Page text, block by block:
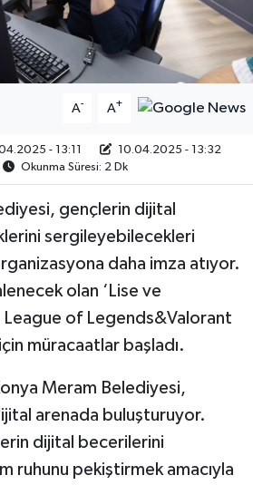
A- A+
- 13:11
10.04.2025 - 13:32
Okunma Süresi: 2 Dk
gençlerin dijital
sergileyebilecekleri
daha imza atıyor.
olan ‘Lise ve
League of Legends&Valorant
müracaatlar başladı.
Meram Belediyesi,
arenada buluşturuyor.
dijital becerilerini
ruhunu pekiştirmek amacıyla